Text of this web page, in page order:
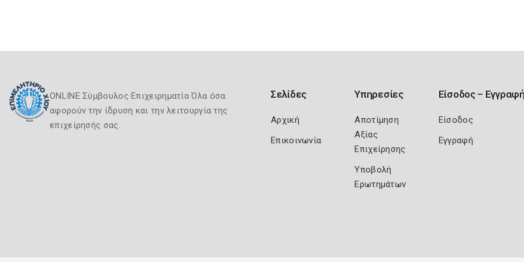
ONLINE Σύμβουλος Επιχειρηματία Όλα όσα
αφορούν την ίδρυση και την λειτουργία της
επιχείρησής σας.
Σελίδες
Αρχική
Επικοινωνία
Υπηρεσίες
Αποτίμηση
Αξίας
Επιχείρησης
Υποβολή
Ερωτημάτων
Είσοδος –
Είσοδος
Εγγραφή